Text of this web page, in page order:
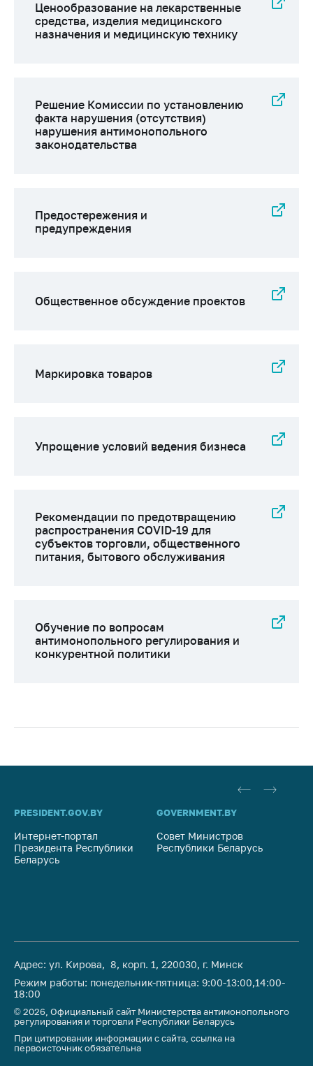
Ценообразование на лекарственные
средства, изделия медицинского
назначения и медицинскую технику
Решение Комиссии по установлению
факта нарушения (отсутствия)
нарушения антимонопольного
законодательства
Предостережения и
предупреждения
Общественное обсуждение проектов
Маркировка товаров
Упрощение условий ведения бизнеса
Рекомендации по предотвращению
распространения COVID-19 для
субъектов торговли, общественного
питания, бытового обслуживания
Обучение по вопросам
антимонопольного регулирования и
конкурентной политики
PRESIDENT.GOV.BY
Интернет-портал
Президента Республики
Беларусь
GOVERNMENT.BY
Совет Министров
Республики Беларусь
Адрес: ул. Кирова, 8, корп. 1, 220030, г. Минск
Режим работы: понедельник-пятница: 9:00-13:00,14:00-
18:00
© 2026, Официальный сайт Министерства антимонопольного
регулирования и торговли Республики Беларусь
При цитировании информации с сайта, ссылка на
первоисточник обязательна